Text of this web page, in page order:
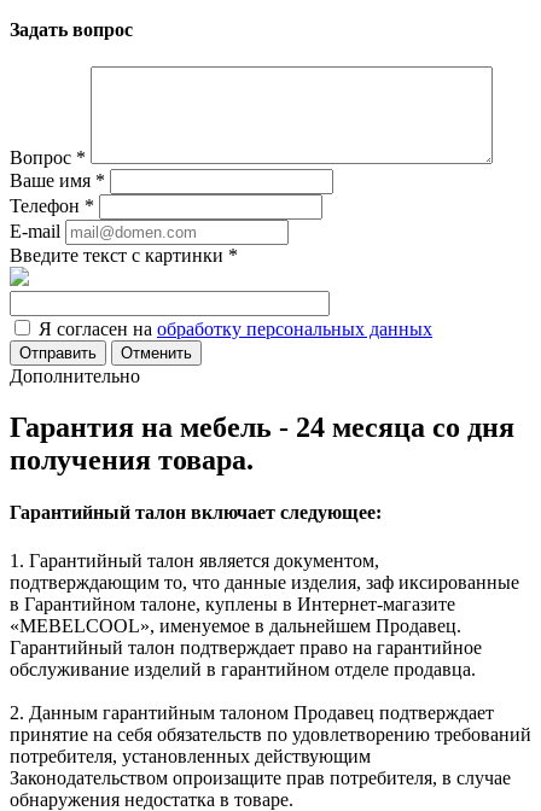
Задать вопрос
Вопрос *
Ваше имя *
Телефон *
E-mail
Введите текст с картинки *
Я согласен на обработку персональных данных
Отменить
Дополнительно
Гарантия на мебель - 24 месяца со дня
получения товара.
Гарантийный талон включает следующее:
1. Гарантийный талон является документом,
подтверждающим то, что данные изделия, заф иксированные
в Гарантийном талоне, куплены в Интернет-магазите
«MEBELCOOL», именуемое в дальнейшем Продавец.
Гарантийный талон подтверждает право на гарантийное
обслуживание изделий в гарантийном отделе продавца.
2. Данным гарантийным талоном Продавец подтверждает
принятие на себя обязательств по удовлетворению требований
потребителя, установленных действующим
Законодательством опроизащите прав потребителя, в случае
обнаружения недостатка в товаре.